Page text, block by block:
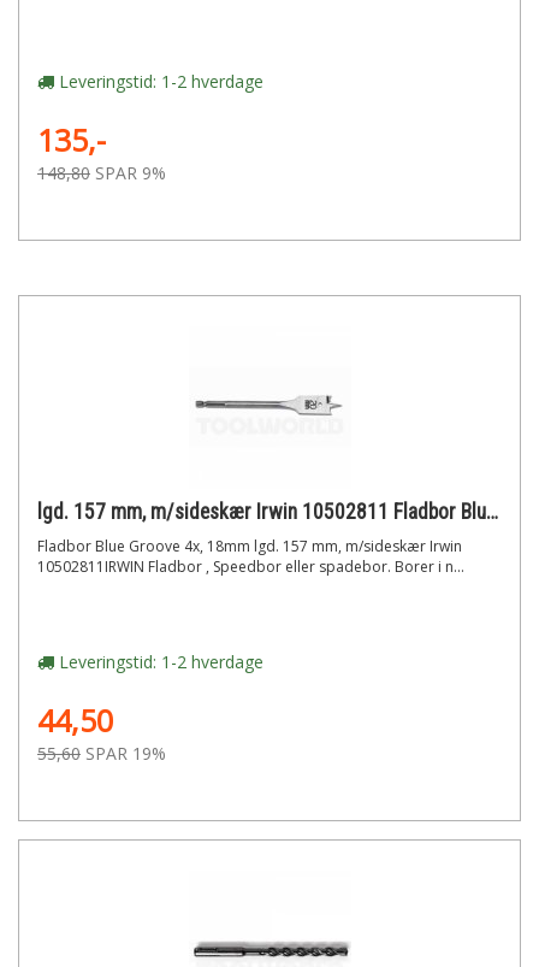
Leveringstid: 1-2 hverdage
135,-
148,80 SPAR 9%
lgd. 157 mm, m/sideskær Irwin 10502811 Fladbor Blue Groove 4x, 18mm
Fladbor Blue Groove 4x, 18mm lgd. 157 mm, m/sideskær Irwin
10502811IRWIN Fladbor , Speedbor eller spadebor. Borer i n...
Leveringstid: 1-2 hverdage
44,50
55,60 SPAR 19%